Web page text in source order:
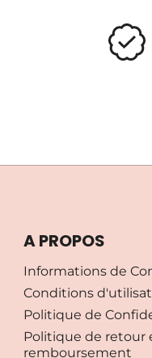
A PROPOS
Informations de
Conditions
Politique de
Politique de retour
remboursement